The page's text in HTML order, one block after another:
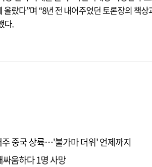
랐다”며 “8년 전 내어주었던 토론장의 책
다.
중국 상륙…'불가마 더위' 언제까지
움하다 1명 사망